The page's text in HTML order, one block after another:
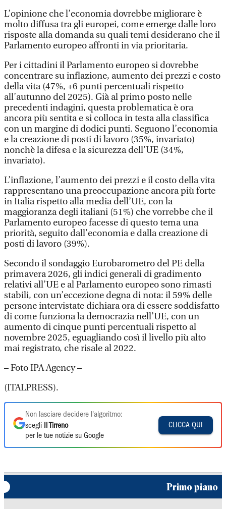
L’opinione che l’economia dovrebbe migliorare è
molto diffusa tra gli europei, come emerge dalle loro
risposte alla domanda su quali temi desiderano che il
Parlamento europeo affronti in via prioritaria.
Per i cittadini il Parlamento europeo si dovrebbe
concentrare su inflazione, aumento dei prezzi e costo
della vita (47%, +6 punti percentuali rispetto
all’autunno del 2025). Già al primo posto nelle
precedenti indagini, questa problematica è ora
ancora più sentita e si colloca in testa alla classifica
con un margine di dodici punti. Seguono l’economia
e la creazione di posti di lavoro (35%, invariato)
nonchè la difesa e la sicurezza dell’UE (34%,
invariato).
L’inflazione, l’aumento dei prezzi e il costo della vita
rappresentano una preoccupazione ancora più forte
in Italia rispetto alla media dell’UE, con la
maggioranza degli italiani (51%) che vorrebbe che il
Parlamento europeo facesse di questo tema una
priorità, seguito dall’economia e dalla creazione di
posti di lavoro (39%).
Secondo il sondaggio Eurobarometro del PE della
primavera 2026, gli indici generali di gradimento
relativi all’UE e al Parlamento europeo sono rimasti
stabili, con un’eccezione degna di nota: il 59% delle
persone intervistate dichiara ora di essere soddisfatto
di come funziona la democrazia nell’UE, con un
aumento di cinque punti percentuali rispetto al
novembre 2025, eguagliando così il livello più alto
mai registrato, che risale al 2022.
– Foto IPA Agency –
(ITALPRESS).
Non lasciare decidere l'algoritmo:
scegli
Il Tirreno
per le tue notizie su Google
CLICCA QUI
Primo piano